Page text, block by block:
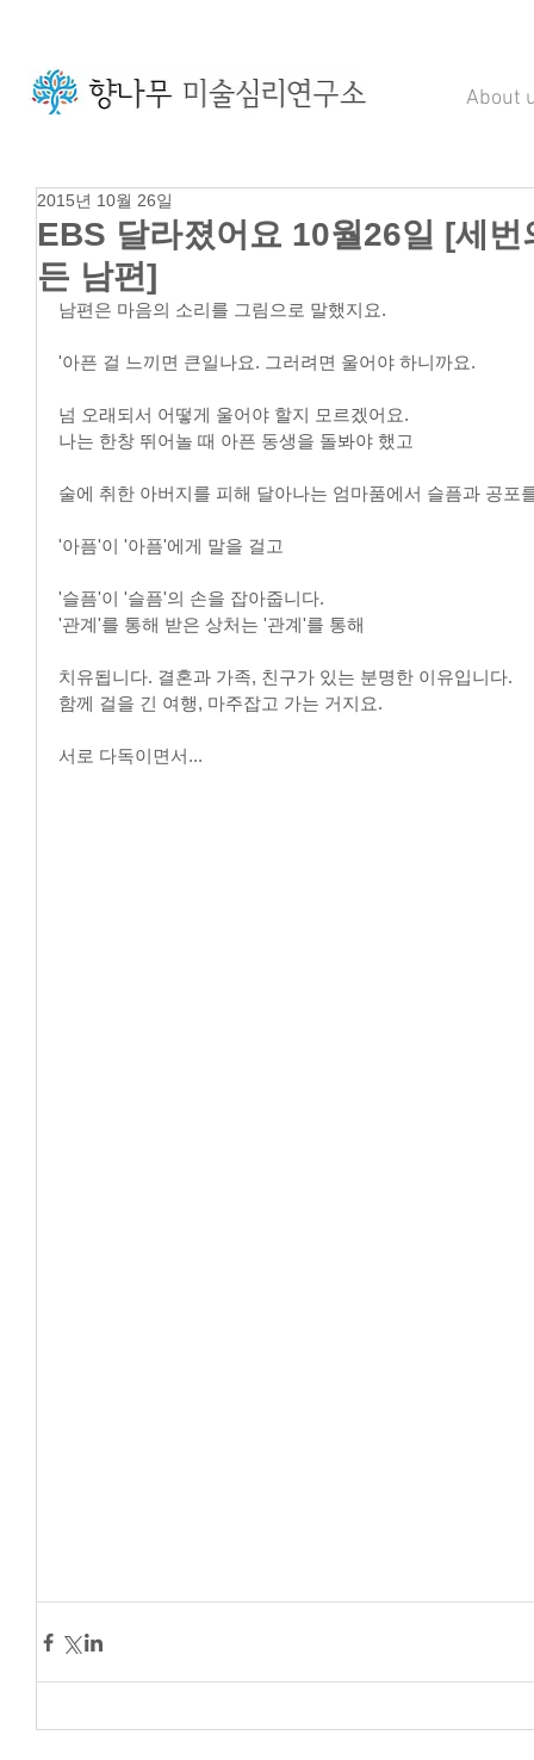
About
EBS 달라졌어요 10월26일 [세
든 남편]
2015년 10월 26일
남편은 마음의 소리를 그림으로 말했지요.
'아픈 걸 느끼면 큰일나요. 그러려면 울어야 하니까요.
넘 오래되서 어떻게 울어야 할지 모르겠어요.
나는 한창 뛰어놀 때 아픈 동생을 돌봐야 했고
술에 취한 아버지를 피해 달아나는 엄마품에서 슬픔과 공포
'아픔'이 '아픔'에게 말을 걸고
'슬픔'이 '슬픔'의 손을 잡아줍니다.
'관계'를 통해 받은 상처는 '관계'를 통해
치유됩니다. 결혼과 가족, 친구가 있는 분명한 이유입니다.
함께 걸을 긴 여행, 마주잡고 가는 거지요.
서로 다독이면서...